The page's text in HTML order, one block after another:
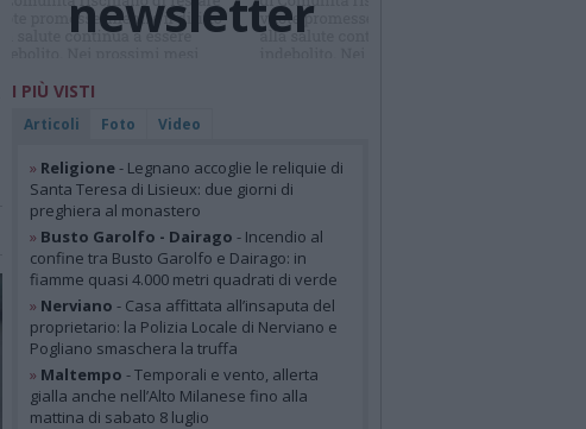
newsletter
I PIÙ VISTI
Articoli Foto Video
» Religione- Legnano accoglie le reliquie di
Santa Teresa di Lisieux: due giorni di
preghiera al monastero
» Busto Garolfo - Dairago - Incendio al
confine tra Busto Garolfo e Dairago: in
fiamme quasi 4.000 metri quadrati di verde
» Nerviano - Casa affittata all’insaputa del
proprietario: la Polizia Locale di Nerviano e
Pogliano smaschera la truffa
» Maltempo - Temporali e vento, allerta
gialla anche nell’Alto Milanese fino alla
mattina di sabato 8 luglio